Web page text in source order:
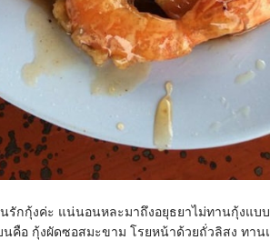
นรักกุ้งค่ะ แน่นอนหละมาถึงอยุธยาไม่ทานกุ้งแบ
นคือ กุ้งผัดซอสมะขาม โรยหน้าด้วยถั่วลิสง ทาน